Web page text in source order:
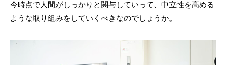
今時点で人間がしっかりと関与していって、中立性を高める
ような取り組みをしていくべきなのでしょうか。